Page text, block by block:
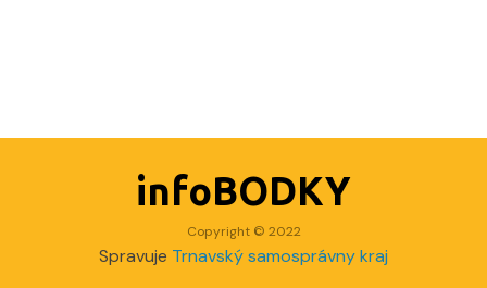
infoBODKY
Copyright © 2022
Spravuje Trnavský samosprávny kraj